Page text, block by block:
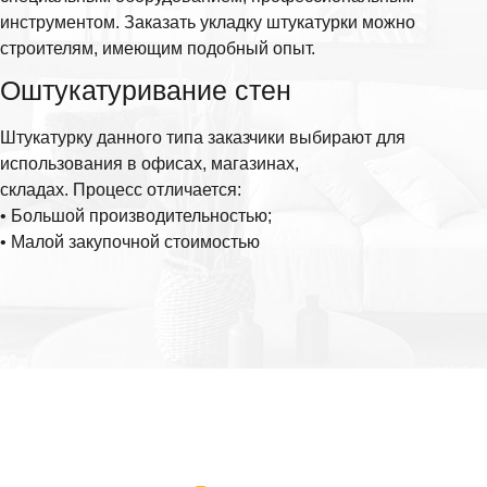
инструментом. Заказать укладку штукатурки можно
строителям, имеющим подобный опыт.
Оштукатуривание стен
Штукатурку данного типа заказчики выбирают для
использования в офисах, магазинах,
складах. Процесс отличается:
• Большой производительностью;
• Малой закупочной стоимостью